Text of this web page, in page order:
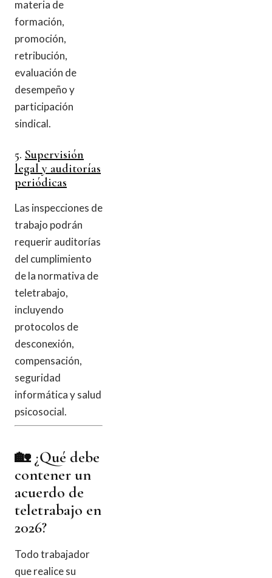
materia de
formación,
promoción,
retribución,
evaluación de
desempeño y
participación
sindical.
5. Supervisión
legal y auditorías
periódicas
Las inspecciones de
trabajo podrán
requerir auditorías
del cumplimiento
de la normativa de
teletrabajo,
incluyendo
protocolos de
desconexión,
compensación,
seguridad
informática y salud
psicosocial.
🏡 ¿Qué debe
contener un
acuerdo de
teletrabajo en
2026?
Todo trabajador
que realice su